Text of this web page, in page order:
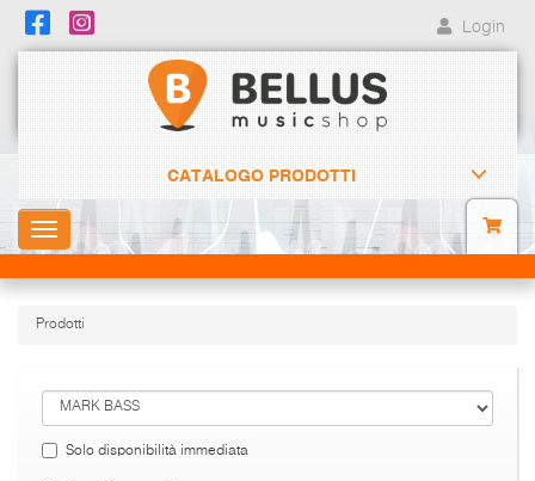
Login
CATALOGO PRODOTTI
Toggle
navigation
Prodotti
Solo disponibilità immediata